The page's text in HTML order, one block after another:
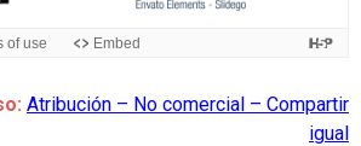
Atribución – No comercial – Compartir
igual